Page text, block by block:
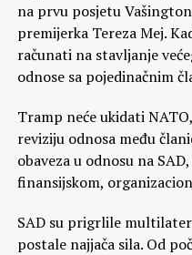
na prvu posjetu
premijerka Tereza Mej.
računati na stavljanje
odnose sa pojedinačnim
Tramp neće ukidati
reviziju odnosa među
obaveza u odnosu na
finansijskom,
SAD su prigrlile
postale najjača sila. Od